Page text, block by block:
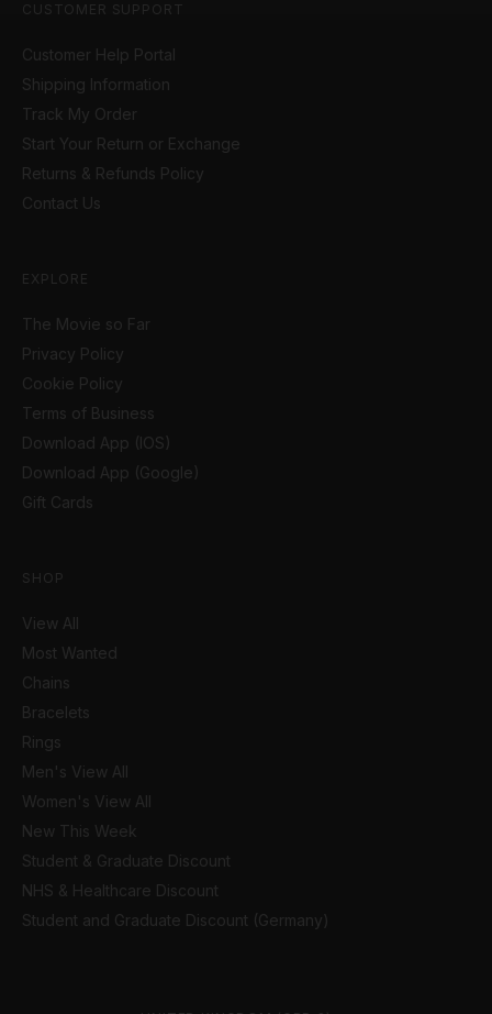
CUSTOMER SUPPORT
Customer Help Portal
Shipping Information
Track My Order
Start Your Return or Exchange
Returns & Refunds Policy
Contact Us
EXPLORE
The Movie so Far
Privacy Policy
Cookie Policy
Terms of Business
Download App (IOS)
Download App (Google)
Gift Cards
SHOP
View All
Most Wanted
Chains
Bracelets
Rings
Men's View All
Women's View All
New This Week
Student & Graduate Discount
NHS & Healthcare Discount
Student and Graduate Discount (Germany)